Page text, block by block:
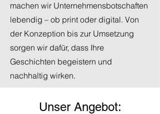
machen wir Unternehmensbotschaften
lebendig – ob print oder digital. Von
der Konzeption bis zur Umsetzung
sorgen wir dafür, dass Ihre
Geschichten begeistern und
nachhaltig wirken.
Unser Angebot: